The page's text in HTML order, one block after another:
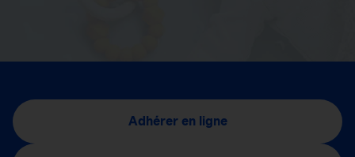
Adhérer en ligne